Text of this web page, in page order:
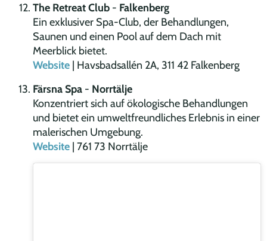
The Retreat Club - Falkenberg
Ein exklusiver Spa-Club, der Behandlungen,
Saunen und einen Pool auf dem Dach mit
Meerblick bietet.
Website | Havsbadsallén 2A, 311 42 Falkenberg
Färsna Spa - Norrtälje
Konzentriert sich auf ökologische Behandlungen
und bietet ein umweltfreundliches Erlebnis in einer
malerischen Umgebung.
Website | 761 73 Norrtälje